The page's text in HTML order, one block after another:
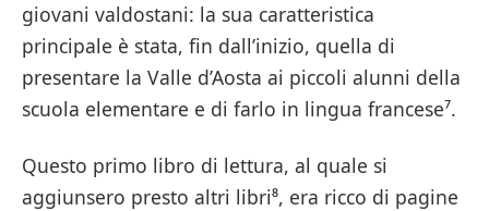
giovani valdostani: la sua caratteristica
principale è stata, fin dall’inizio, quella di
presentare la Valle d’Aosta ai piccoli alunni della
scuola elementare e di farlo in lingua francese⁷.
Questo primo libro di lettura, al quale si
aggiunsero presto altri libri⁸, era ricco di pagine